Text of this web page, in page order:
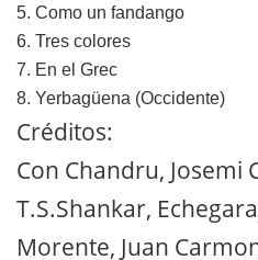
5. Como un fandango
6. Tres colores
7. En el Grec
8. Yerbagüena (Occidente)
Créditos:
Con Chandru, Josemi
T.S.Shankar,
Morente, Juan